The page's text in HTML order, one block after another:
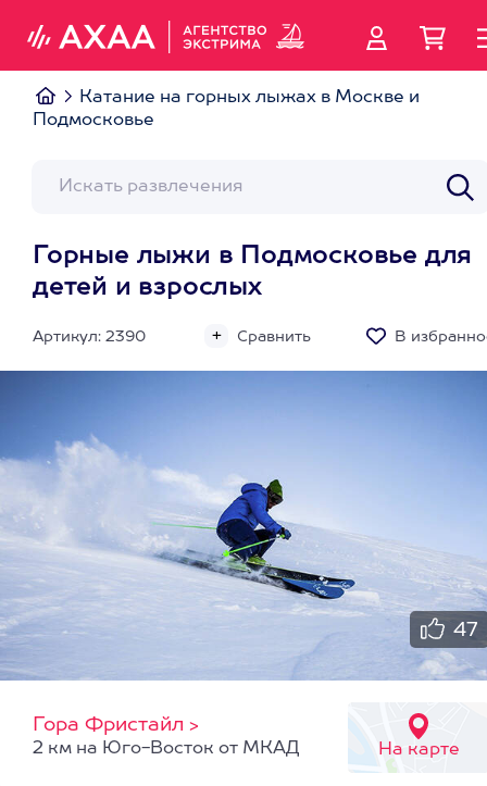
Катание на горных лыжах в Москве и
Подмосковье
Горные лыжи в Подмосковье для
детей и взрослых
Артикул: 2390 Сравнить В
47
Гора Фристайл >
На карте
2 км на Юго-Восток от МКАД